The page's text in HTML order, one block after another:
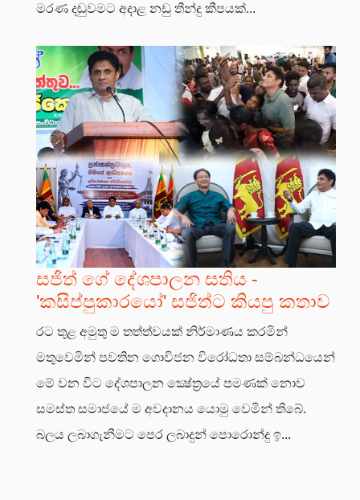
මරණ දඬුවමට අදාළ නඩු තීන්දු කීපයක්...
සජිත් ගේ දේශපාලන සතිය -
'කසිප්පුකාරයෝ' සජිත්ට කියපු කතාව
රට තුළ අමුතු ම තත්ත්වයක් නිර්මාණය කරමින්
මතුවෙමින් පවතින ගොවිජන විරෝධතා සම්බන්ධයෙන්
මේ වන විට දේශපාලන ක්‍ෂේත්‍රයේ පමණක් නොව
සමස්ත සමාජයේ ම අවදානය යොමු වෙමින් තිබේ.
බලය ලබාගැනීමට පෙර ලබාදුන් පොරොන්දු ඉ...